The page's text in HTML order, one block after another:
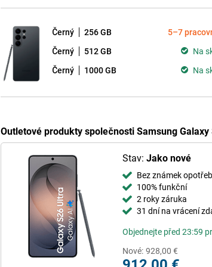
Černý 256 GB 5–7
Černý 512 GB Na
Černý 1000 GB Na
Outletové produkty společnosti Samsung Galaxy
Stav: Jako nové
Bez známek
100% funkční
2 roky záruka
31 dní na vrácení
Objednejte před 23:59
Nové: 928,00 €